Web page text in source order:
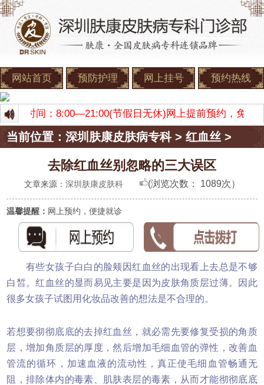
网站首页 预防护理 网上挂号 预约热线
门诊时间：8:00—21:00(节假日无休)网上提前预约，免排
当前位置：深圳肤康皮肤病专科>红血丝 >
去除红血丝别忽略的三大误区
文章来源： 深圳肤康皮肤科 (浏览次数： 1089次）
温馨提醒： 网上预约，便捷就诊
有些女孩子白白的脸颊因红血丝的出现看上去总是不够
白皙。红血丝的显而易见主要是因为皮肤角质层过薄。因此
很多女孩子试图用化妆品改善的想法是不合理的。
若想要彻彻底底的去掉红血丝，就必需先要修复受损的角质
层，增加角质层的厚度，然后增加毛细血管的弹性，改善血
管流的循环，加速血液的流动性，真正使毛细血管畅通无
阻，排除体内的毒素、肌肤表层的毒素，从而才能彻彻底底